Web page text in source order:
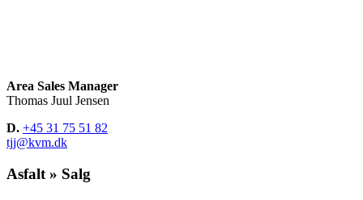
Area Sales Manager
Thomas Juul Jensen
D. +45 31 75 51 82
tjj@kvm.dk
Asfalt » Salg